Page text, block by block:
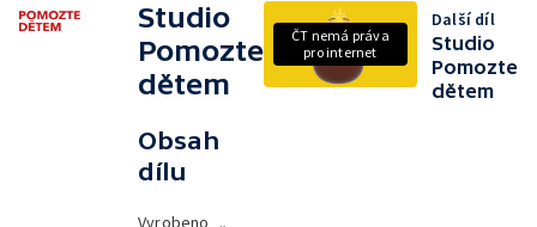
Studio
Pomozte
dětem
Obsah
dílu
Vyrobeno
ČT nemá práva
pro internet
Další díl
Studio
Pomozte
dětem